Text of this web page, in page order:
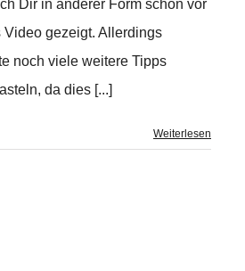
Dir in anderer Form schon vor
gezeigt. Allerdings
noch viele weitere Tipps
da dies [...]
Weiterlesen